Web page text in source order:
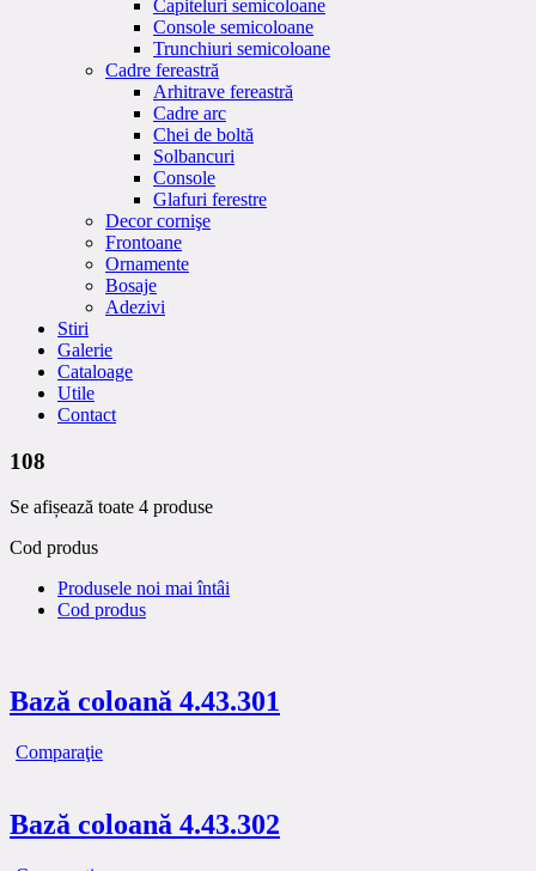
Capiteluri semicoloane
Console semicoloane
Trunchiuri semicoloane
Cadre fereastră
Arhitrave fereastră
Cadre arc
Chei de boltă
Solbancuri
Console
Glafuri ferestre
Decor cornişe
Frontoane
Ornamente
Bosaje
Adezivi
Stiri
Galerie
Cataloage
Utile
Contact
108
Se afișează toate 4 produse
Cod produs
Produsele noi mai întâi
Cod produs
Bază coloană 4.43.301
Comparaţie
Bază coloană 4.43.302